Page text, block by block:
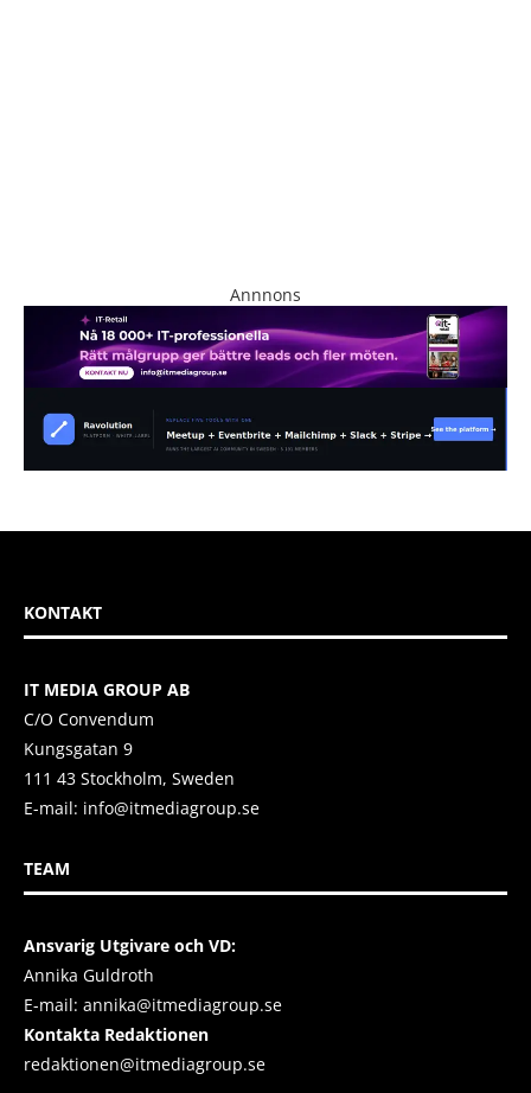
Annnons
KONTAKT
IT MEDIA GROUP AB
C/O Convendum
Kungsgatan 9
111 43 Stockholm, Sweden
E-mail: info@itmediagroup.se
TEAM
Ansvarig Utgivare och VD:
Annika Guldroth
E-mail: annika@itmediagroup.se
Kontakta Redaktionen
redaktionen@itmediagroup.se